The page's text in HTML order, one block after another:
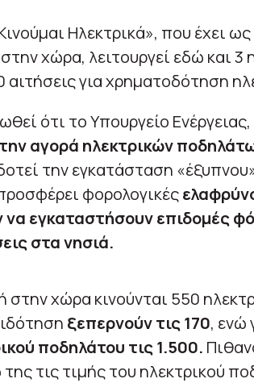
Ηλεκτρικά», που έχει
χώρα, λειτουργεί εδώ και 3
για χρηματοδότηση
ότι το Υπουργείο
αγορά ηλεκτρικών
την εγκατάσταση
φορολογικές
εγκαταστήσουν επιδομές
στα νησιά.
στην χώρα κινούνται 550
ξεπερνούν τις 170, ενώ
ποδηλάτου τις 1.500.
τις τιμής του ηλεκτρικού